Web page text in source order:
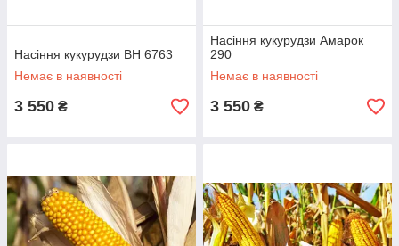
Насіння кукурудзи ВН 6763
Немає в наявності
3 550 ₴
Насіння кукурудзи Амарок
290
Немає в наявності
3 550 ₴